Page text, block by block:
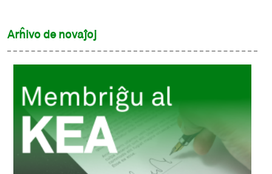
Arĥivo de novaĵoj